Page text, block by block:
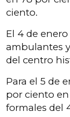
ciento.
El 4 de
ambulantes
del centro
Para el 5 de
por ciento
formales del